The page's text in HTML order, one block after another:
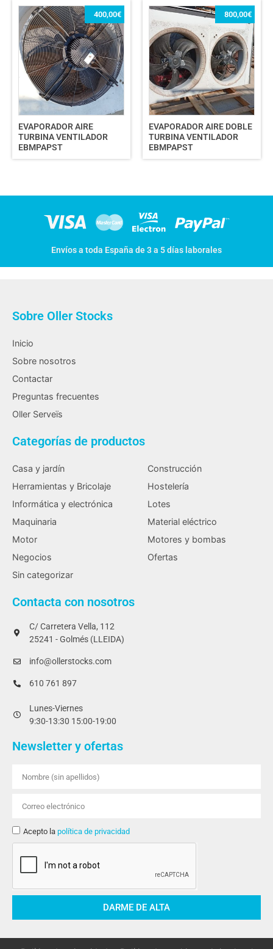
EVAPORADOR AIRE
TURBINA VENTILADOR
EBMPAPST
400,00€
EVAPORADOR AIRE DOBLE
TURBINA VENTILADOR
EBMPAPST
800,00€
Envíos a toda España de 3 a 5 días laborales
Sobre Oller Stocks
Inicio
Sobre nosotros
Contactar
Preguntas frecuentes
Oller Serveïs
Categorías de productos
Casa y jardín
Construcción
Herramientas y Bricolaje
Hostelería
Informática y electrónica
Lotes
Maquinaria
Material eléctrico
Motor
Motores y bombas
Negocios
Ofertas
Sin categorizar
Contacta con nosotros
C/ Carretera Vella, 112
25241 - Golmés (LLEIDA)
info@ollerstocks.com
610 761 897
Lunes-Viernes
9:30-13:30 15:00-19:00
Newsletter y ofertas
Acepto la política de privacidad
DARME DE ALTA